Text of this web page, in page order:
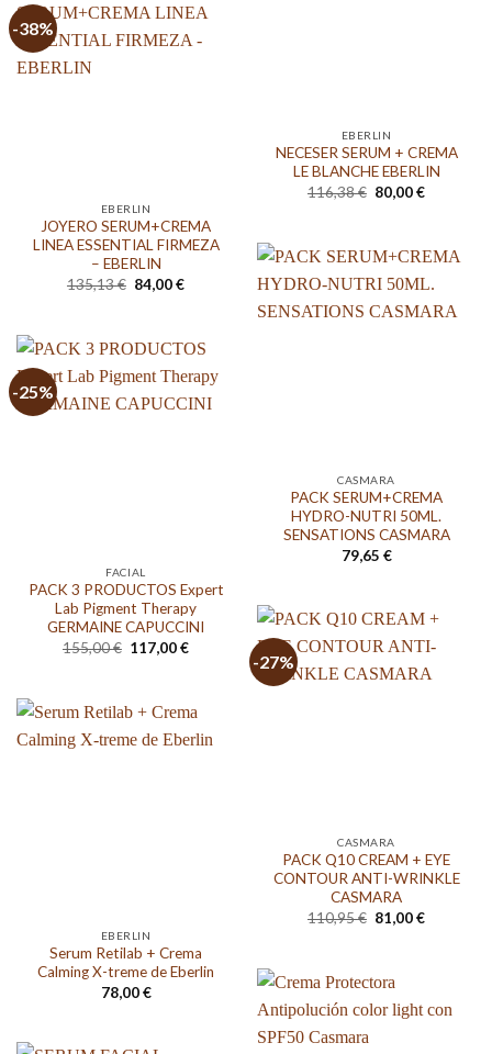
EBERLIN
NECESER SERUM + CREMA
LE BLANCHE EBERLIN
116,38€ El
precio
116,38 €.
80,00€El
80,00 €.
-38%
EBERLIN
JOYERO SERUM+CREMA
LINEA ESSENTIAL FIRMEZA
– EBERLIN
135,13€ El
precio
135,13 €.
84,00€El
84,00 €.
CASMARA
PACK SERUM+CREMA
HYDRO-NUTRI 50ML.
SENSATIONS CASMARA
79,65 €
-25%
FACIAL
PACK 3 PRODUCTOS Expert
Lab Pigment Therapy
GERMAINE CAPUCCINI
155,00€ El
precio
155,00 €.
117,00€El
-27%
CASMARA
PACK Q10 CREAM + EYE
CONTOUR ANTI-WRINKLE
CASMARA
110,95€ El
precio
81,00€El
EBERLIN
Serum Retilab + Crema
Calming X-treme de Eberlin
78,00€